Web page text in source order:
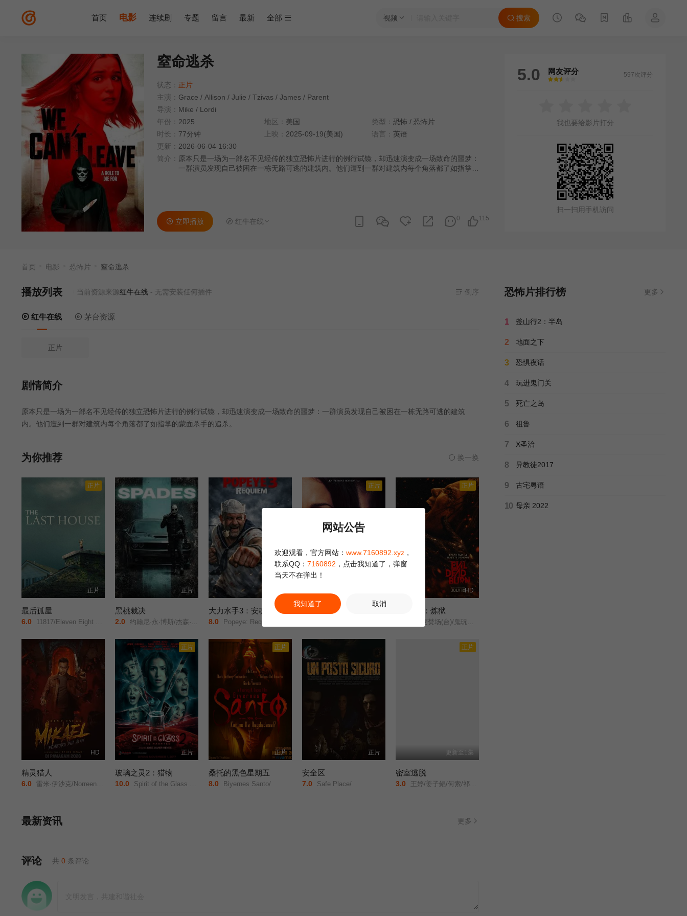
视频 搜索
首页 电影 连续剧 专题 留言 最新 全部
窒命逃杀
状态： 正片
主演： Grace / Allison / Julie / Tzivas / James / Parent
导演： Mike / Lordi
年份： 2025 地区： 美国 类型： 恐怖 / 恐怖片
时长： 77分钟 上映： 2025-09-19(美国) 语言： 英语
更新： 2026-06-04 16:30
简介： 原本只是一场为一部名不见经传的独立恐怖片进行的例行试镜，却迅速演变成一场致命的噩梦：
一群演员发现自己被困在一栋无路可逃的建筑内。他们遭到一群对建筑内每个角落都了如指掌的
115
0
立即播放 红牛在线
5.0 网友评分
很差
较差还行推荐力荐
597次评分
我也要给影片打分
扫一扫用手机访问
首页 电影 恐怖片 窒命逃杀
播放列表当前资源来源红牛在线- 无需安装任何插件 倒序
红牛在线 茅台资源
正片
剧情简介
原本只是一场为一部名不见经传的独立恐怖片进行的例行试镜，却迅速演变成一场致命的噩梦：一群演员发现自己被困在一栋无路可逃的建筑
内。他们遭到一群对建筑内每个角落都了如指掌的蒙面杀手的追杀。
为你推荐 换一换
正片
正片
最后孤屋
6.0 11817/Eleven Eight One Seven/
正片
黑桃裁决
2.0 约翰尼·永·博斯/杰森·纳维/岛本信明/
大力水手3：安魂曲
8.0 Popeye: Requiem/
正片
猛尸一家亲
正片
HD
鬼玩人6：炼狱
尸变焚场(台)/鬼玩人6：燃烧/鬼玩人崛起衍生电影/
HD
精灵猎人
6.0 雷米·伊沙克/Norreen/Iman/
正片
正片
玻璃之灵2：猎物
10.0 Spirit of the Glass 2: The Hunted/
正片
正片
桑托的黑色星期五
8.0 Biyernes Santo/
正片
安全区
7.0 Safe Place/
正片
更新至1集
密室逃脱
3.0 王婷/姜子鲲/何索/祁圣翰/张珊珊/
最新资讯 更多
评论 共 0 条评论
恐怖片排行榜 更多
1 釜山行2：半岛
2 地面之下
3 恐惧夜话
4 玩进鬼门关
5 死亡之岛
6 祖鲁
7 X圣治
8 异教徒2017
9 古宅粤语
10 母亲 2022
网站公告
欢迎观看，官方网站： www.7160892.xyz ，
联系QQ： 7160892 ，点击我知道了，弹窗
当天不在弹出！
我知道了 取消